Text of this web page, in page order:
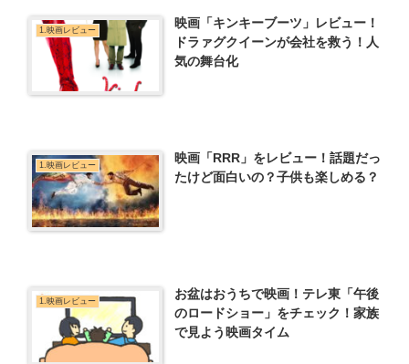
1.映画レビュー
映画「キンキーブーツ」レビュー！
ドラァグクイーンが会社を救う！人
気の舞台化
1.映画レビュー
映画「RRR」をレビュー！話題だっ
たけど面白いの？子供も楽しめる？
1.映画レビュー
お盆はおうちで映画！テレ東「午後
のロードショー」をチェック！家族
で見よう映画タイム